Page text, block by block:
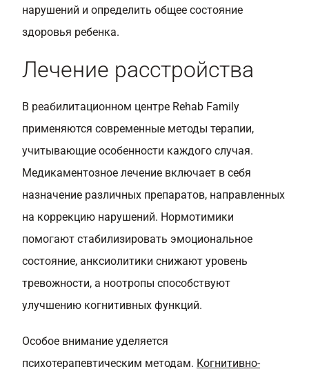
нарушений и определить общее состояние
здоровья ребенка.
Лечение расстройства
В реабилитационном центре Rehab Family
применяются современные методы терапии,
учитывающие особенности каждого случая.
Медикаментозное лечение включает в себя
назначение различных препаратов, направленных
на коррекцию нарушений. Нормотимики
помогают стабилизировать эмоциональное
состояние, анксиолитики снижают уровень
тревожности, а ноотропы способствуют
улучшению когнитивных функций.
Особое внимание уделяется
психотерапевтическим методам. Когнитивно-